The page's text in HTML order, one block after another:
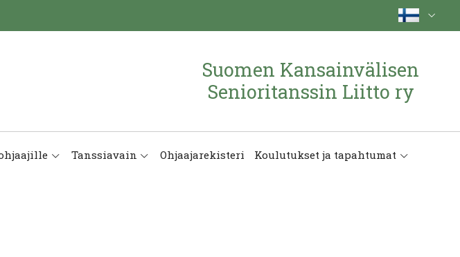
Suomen Kansainvälisen
Senioritanssin Liitto ry
Tanssiavain Ohjaajarekisteri Koulutukset ja tapahtumat